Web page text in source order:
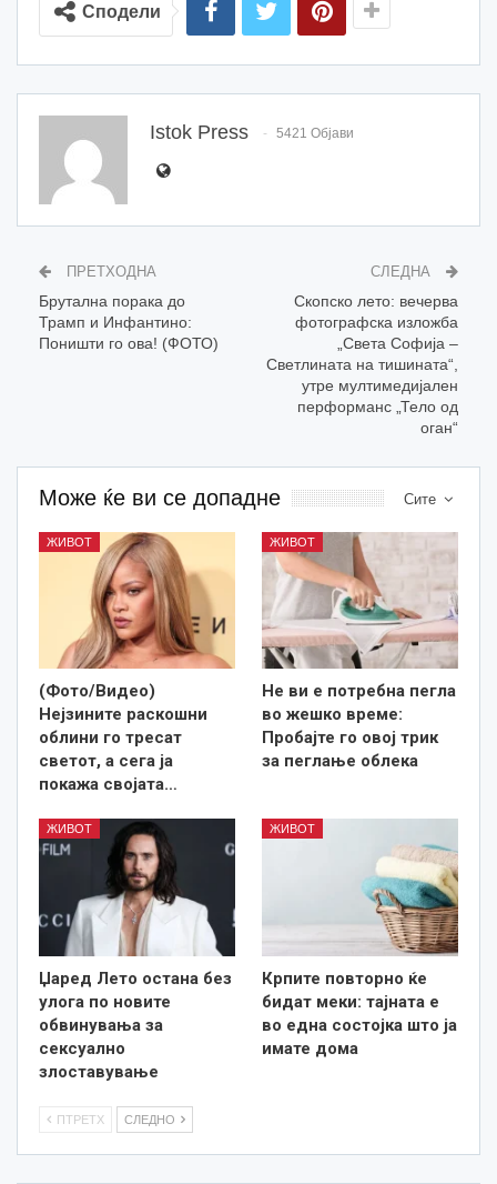
Сподели
Istok Press 5421 Објави
ПРЕТХОДНА
Брутална порака до
Трамп и Инфантино:
Поништи го ова! (ФОТО)
СЛЕДНА
Скопско лето: вечерва
фотографска изложба
„Света Софија –
Светлината на тишината“,
утре мултимедијален
перформанс „Тело од
оган“
Сите
Може ќе ви се допадне
ЖИВОТ
(Фото/Видео)
Нејзините раскошни
облини го тресат
светот, а сега ја
покажа својата…
ЖИВОТ
Не ви е потребна пегла
во жешко време:
Пробајте го овој трик
за пеглање облека
ЖИВОТ
Џаред Лето остана без
улога по новите
обвинувања за
сексуално
злоставување
ЖИВОТ
Крпите повторно ќе
бидат меки: тајната е
во една состојка што ја
имате дома
ПТРЕТХ СЛЕДНО